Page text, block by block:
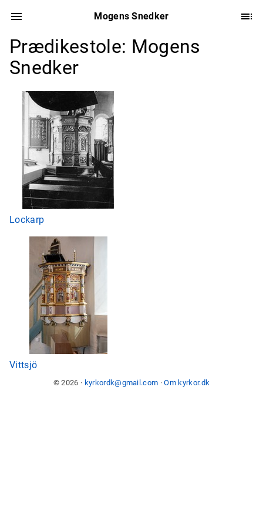
Mogens Snedker
Prædikestole: Mogens
Snedker
Lockarp
Vittsjö
© 2026 · kyrkordk@gmail.com ·Om kyrkor.dk